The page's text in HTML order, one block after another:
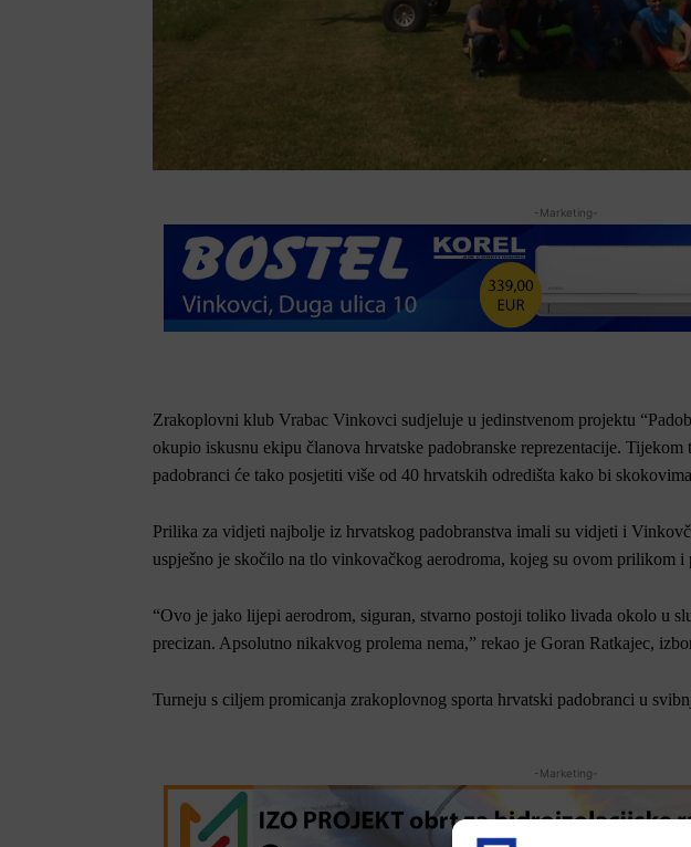
-Marketing-
Zrakoplovni klub Vrabac Vinkovci sudjeluje u jedinstvenom projektu
okupio iskusnu ekipu članova hrvatske padobranske reprezentacije.
padobranci će tako posjetiti više od 40 hrvatskih odredišta kako bi
Prilika za vidjeti najbolje iz hrvatskog padobranstva imali su vidjeti i
uspješno je skočilo na tlo vinkovačkog aerodroma, kojeg su ovom prilikom i
“Ovo je jako lijepi aerodrom, siguran, stvarno postoji toliko livada okolo u
precizan. Apsolutno nikakvog prolema nema,” rekao je Goran Ratkajec,
Turneju s ciljem promicanja zrakoplovnog sporta hrvatski padobranci u
-Marketing-